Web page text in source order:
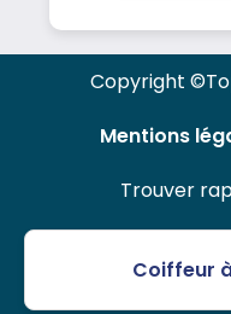
Copyright
Mentions
Trouver
Coiffeur